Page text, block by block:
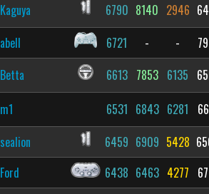
Kaguya 6790 8140 2946
abell 6721 - -
Betta 6613 7853 6135
m1 6531 6843 6281
sealion 6459 6909 5428
Ford 6438 6463 4277